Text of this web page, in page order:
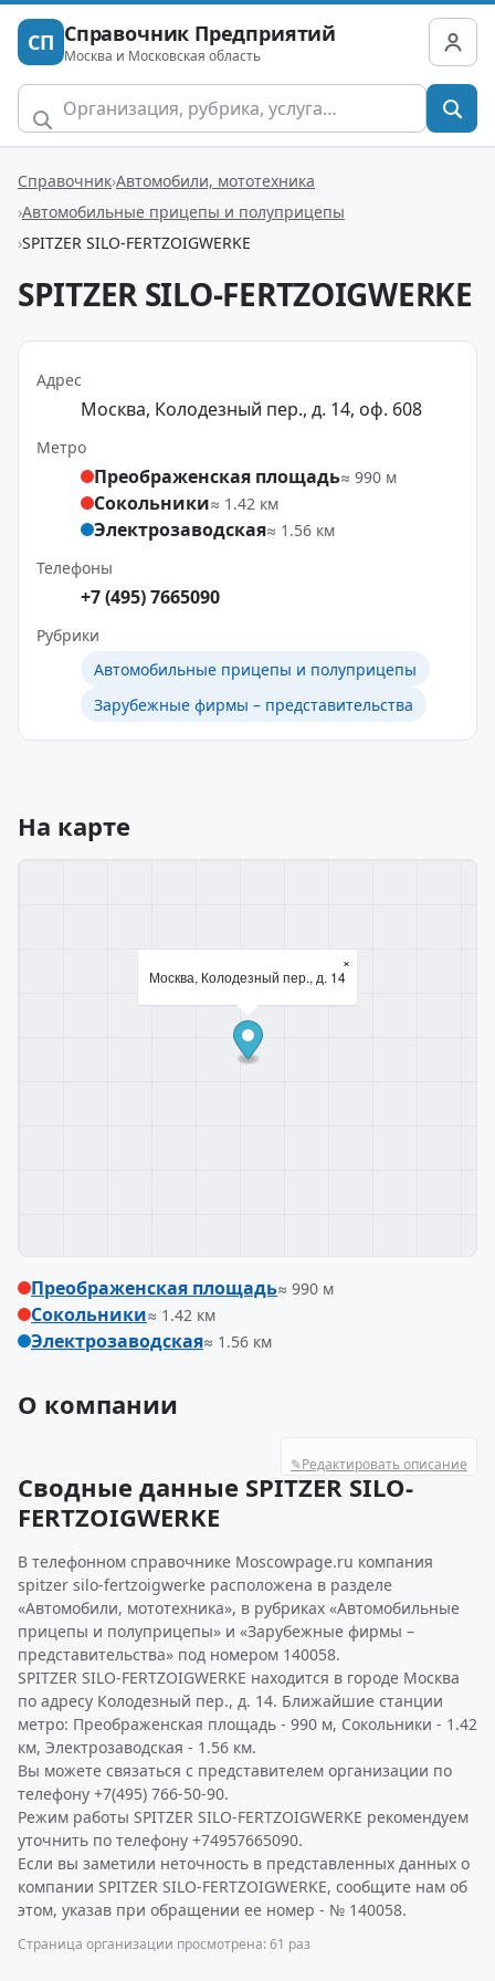
СП Справочник Предприятий
Москва и Московская область
Справочник Автомобили, мототехника
Автомобильные прицепы и полуприцепы
SPITZER SILO-FERTZOIGWERKE
SPITZER SILO-FERTZOIGWERKE
Адрес
Москва, Колодезный пер., д. 14, оф. 608
Метро
Преображенская площадь≈ 990 м
Сокольники≈ 1.42 км
Электрозаводская≈ 1.56 км
Телефоны
+7 (495) 7665090
Рубрики
Автомобильные прицепы и полуприцепы
Зарубежные фирмы – представительства
На карте
Москва, Колодезный пер., д. 14
×
Преображенская площадь≈ 990 м
Сокольники≈ 1.42 км
Электрозаводская≈ 1.56 км
О компании
✎Редактировать описание
Сводные данные SPITZER SILO-
FERTZOIGWERKE
В телефонном справочнике Moscowpage.ru компания
spitzer silo-fertzoigwerke расположена в разделе
«Автомобили, мототехника», в рубриках «Автомобильные
прицепы и полуприцепы» и «Зарубежные фирмы –
представительства» под номером 140058.
SPITZER SILO-FERTZOIGWERKE находится в городе Москва
по адресу Колодезный пер., д. 14. Ближайшие станции
метро: Преображенская площадь - 990 м, Сокольники - 1.42
км, Электрозаводская - 1.56 км.
Вы можете связаться с представителем организации по
телефону +7(495) 766-50-90.
Режим работы SPITZER SILO-FERTZOIGWERKE рекомендуем
уточнить по телефону +74957665090.
Если вы заметили неточность в представленных данных о
компании SPITZER SILO-FERTZOIGWERKE, сообщите нам об
этом, указав при обращении ее номер - № 140058.
Страница организации просмотрена: 61 раз